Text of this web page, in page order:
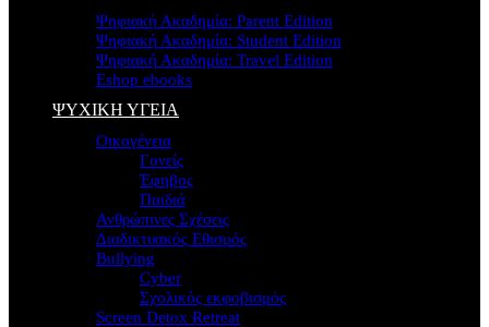
Ψηφιακή Ακαδημία: Parent Edition
Ψηφιακή Ακαδημία: Student Edition
Ψηφιακή Ακαδημία: Travel Edition
Eshop ebooks
ΨΥΧΙΚΗ ΥΓΕΙΑ
Οικογένεια
Γονείς
Έφηβος
Παιδιά
Ανθρώπινες Σχέσεις
Διαδικτυακός Εθισμός
Bullying
Cyber
Σχολικός εκφοβισμός
Screen Detox Retreat